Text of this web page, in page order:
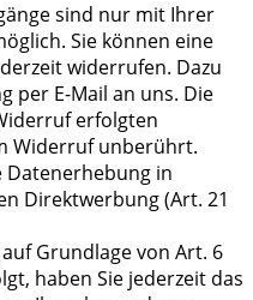
sind nur mit Ihrer
Sie können eine
widerrufen. Dazu
per E-Mail an uns. Die
erfolgten
Widerruf unberührt.
in
Direktwerbung (Art. 21
Grundlage von Art. 6
haben Sie jederzeit das